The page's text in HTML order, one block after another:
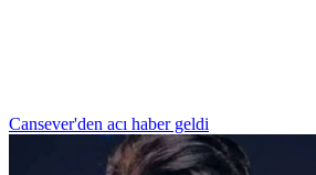
Cansever'den acı haber geldi